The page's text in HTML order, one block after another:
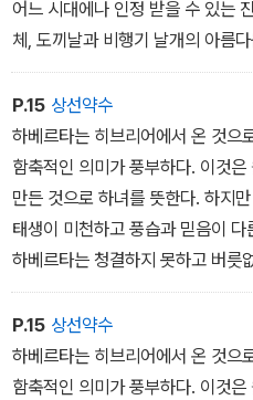
~115쪽에서
어느 시대에나 인정 받을 수 있는
체, 도끼날과 비행기 날개의 아름
P.15 상선약수
하베르타는 히브리어에서 온 것으
함축적인 의미가 풍부하다. 이것
만든 것으로 하녀를 뜻한다. 하지
태생이 미천하고 풍습과 믿음이
하베르타는 청결하지 못하고 버릇
이 집주인들의 관습과 대화에 악
주인들은 하베르타와 함께 있는 자
용할 수밖에 없다. 은어에는 지금
타란 말도 포함되었을 것이다. 이
P.15 상선약수
하베르타는 히브리어에서 온 것으
함축적인 의미가 풍부하다. 이것